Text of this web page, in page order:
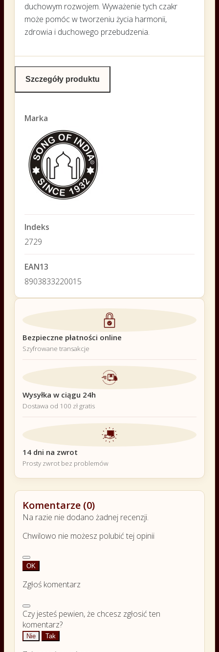
duchowym rozwojem. Wyważenie tych czakr
może pomóc w tworzeniu życia harmonii,
zdrowia i duchowego przebudzenia.
Szczegóły produktu
Marka
Indeks
2729
EAN13
8903833220015
Bezpieczne płatności online
Szyfrowane transakcje
Wysyłka w ciągu 24h
Dostawa od 100 zł gratis
14 dni na zwrot
Prosty zwrot bez problemów
Komentarze (0)
Na razie nie dodano żadnej recenzji.
Chwilowo nie możesz polubić tej opinii
OK
Zgłoś komentarz
Czy jesteś pewien, że chcesz zgłosić ten
komentarz?
Nie Tak